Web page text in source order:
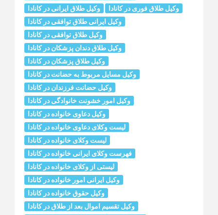
وکیل طلاق ایرانی در کانادا
وکیل طلاق فوری در کانادا
وکیل ایرانی طلاق توافقی در کانادا
وکیل طلاق توافقی در کانادا
وکیل طلاق دندان پزشکان در کانادا
وکیل طلاق پزشکان در کانادا
وکیل مسایل مربوط به حضانت در کانادا
وکیل حضانت فرزندان در کانادا
وکیل امور خشونت خانوادگی در کانادا
وکیل دعاوی خانواده در کانادا
لیست وکلای دعاوی خانواده در کانادا
لیست وکلای خانواده در کانادا
فهرست وکلای ایرانی خانواده در کانادا
لیستی از وکلای خانواده در کانادا
وکیل ایرانی امور خانواده در کانادا
وکیل حقوق خانواده در کانادا
وکیل تقسیم اموال بعد از طلاق در کانادا